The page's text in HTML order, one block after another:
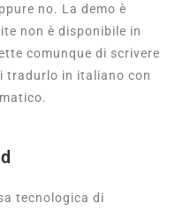
no. La demo è
non è disponibile in
comunque di scrivere
tradurlo in italiano con
tecnologica di